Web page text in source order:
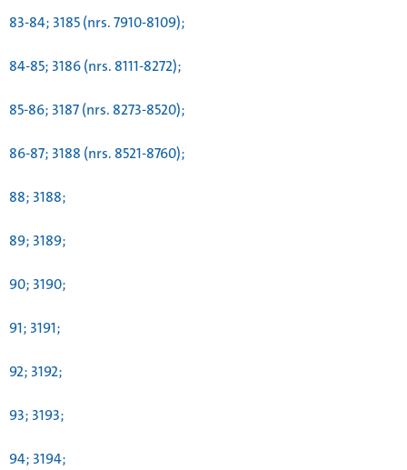
83-84; 3185 (nrs. 7910-8109);
84-85; 3186 (nrs. 8111-8272);
85-86; 3187 (nrs. 8273-8520);
86-87; 3188 (nrs. 8521-8760);
88; 3188;
89; 3189;
90; 3190;
91; 3191;
92; 3192;
93; 3193;
94; 3194;